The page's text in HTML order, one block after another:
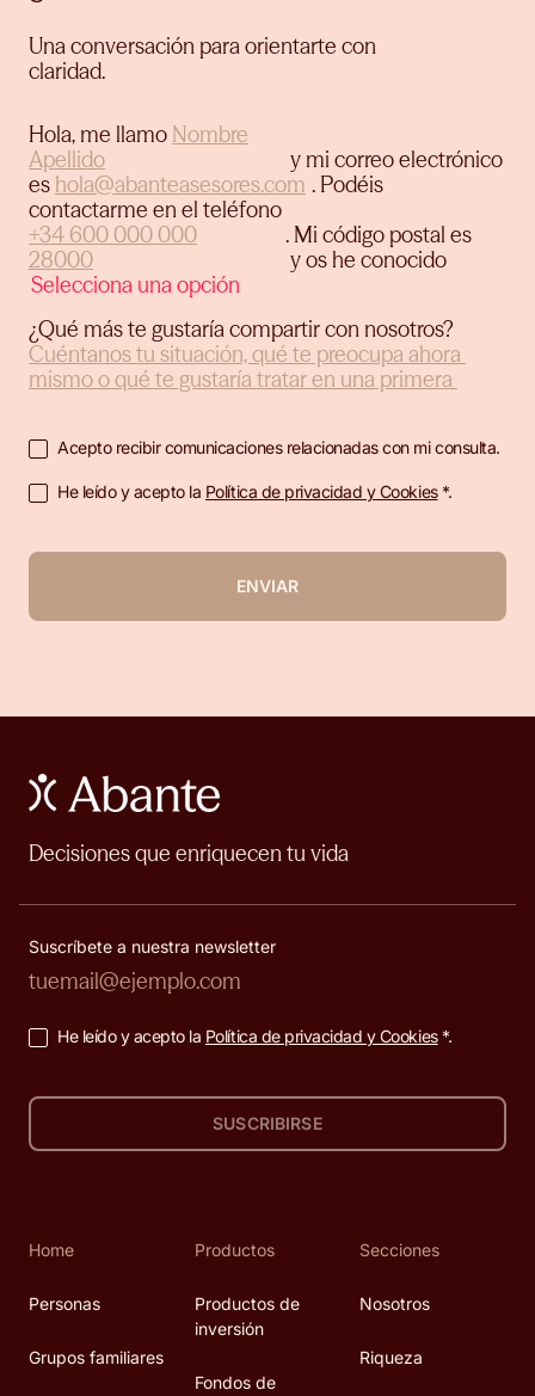
Una conversación para orientarte con
claridad.
Hola, me llamo
y mi correo electrónico
es
. Podéis
contactarme en el teléfono
. Mi código postal es
y os he conocido
¿Qué más te gustaría compartir con nosotros?
Acepto recibir comunicaciones relacionadas con mi consulta.
He leído y acepto la Política de privacidad y Cookies*.
ENVIAR
Decisiones que enriquecen tu vida
Suscríbete a nuestra newsletter
He leído y acepto la Política de privacidad y Cookies*.
SUSCRIBIRSE
Home
Personas
Grupos familiares
Productos
Productos de
inversión
Fondos de
Secciones
Nosotros
Riqueza